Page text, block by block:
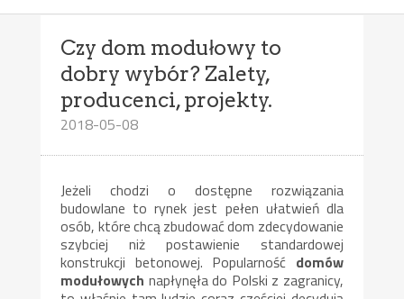
Czy dom modułowy to
dobry wybór? Zalety,
producenci, projekty.
2018-05-08
Jeżeli chodzi o dostępne rozwiązania
budowlane to rynek jest pełen ułatwień dla
osób, które chcą zbudować dom zdecydowanie
szybciej niż postawienie standardowej
konstrukcji betonowej. Popularność domów
modułowych napłynęła do Polski z zagranicy,